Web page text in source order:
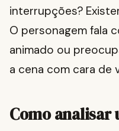
interrupções?
O personagem fala
animado ou
a cena com cara de
Como analisar